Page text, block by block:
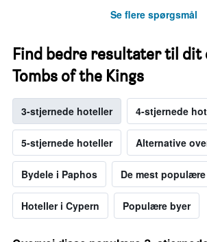
Se flere spørgsmål
Find bedre resultater til dit
Tombs of the Kings
3-stjernede hoteller 4-stjernede
5-stjernede hoteller Alternative
Bydele i Paphos De mest
Hoteller i Cypern Populære byer